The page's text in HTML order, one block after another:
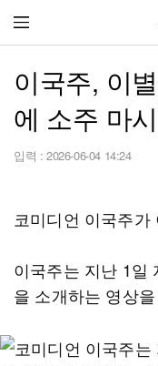
이국주, 이
에 소주 마
입력 : 2026-06-04 14:24
코미디언 이국주
이국주는 지난 1일
을 소개하는 영상